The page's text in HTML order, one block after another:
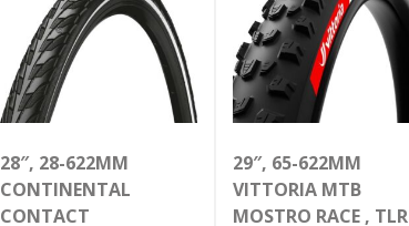
28″, 28-622MM
CONTINENTAL
CONTACT
29″, 65-622MM
VITTORIA MTB
MOSTRO RACE , TLR